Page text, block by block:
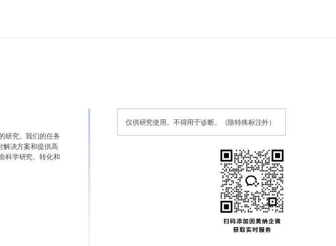
仅供研究使用。不得用于诊断。（除特殊标注外）
研究。我们的任务
解决方案和提供高
科学研究、转化和